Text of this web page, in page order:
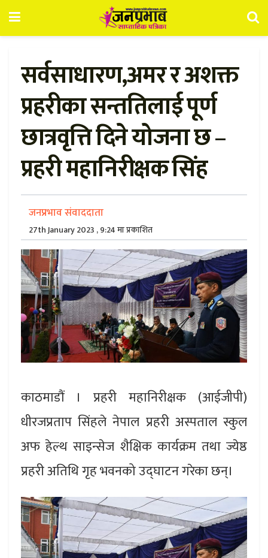
सर्वसाधारण,अमर र अशक्त
प्रहरीका सन्ततिलाई पूर्ण
छात्रवृत्ति दिने योजना छ –
प्रहरी महानिरीक्षक सिंह
जनप्रभाव संवाददाता
27th January 2023 , 9:24 मा प्रकाशित
काठमाडौं । प्रहरी महानिरीक्षक (आईजीपी)
धीरजप्रताप सिंहले नेपाल प्रहरी अस्पताल स्कुल
अफ हेल्थ साइन्सेज शैक्षिक कार्यक्रम तथा ज्येष्ठ
प्रहरी अतिथि गृह भवनको उद्घाटन गरेका छन्।